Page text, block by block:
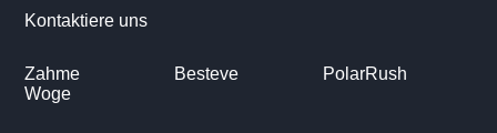
Kontaktiere uns
Zahme
Woge
Besteve PolarRush